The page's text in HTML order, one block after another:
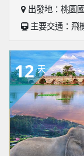
出發地：桃園
主要交通：飛
12 天